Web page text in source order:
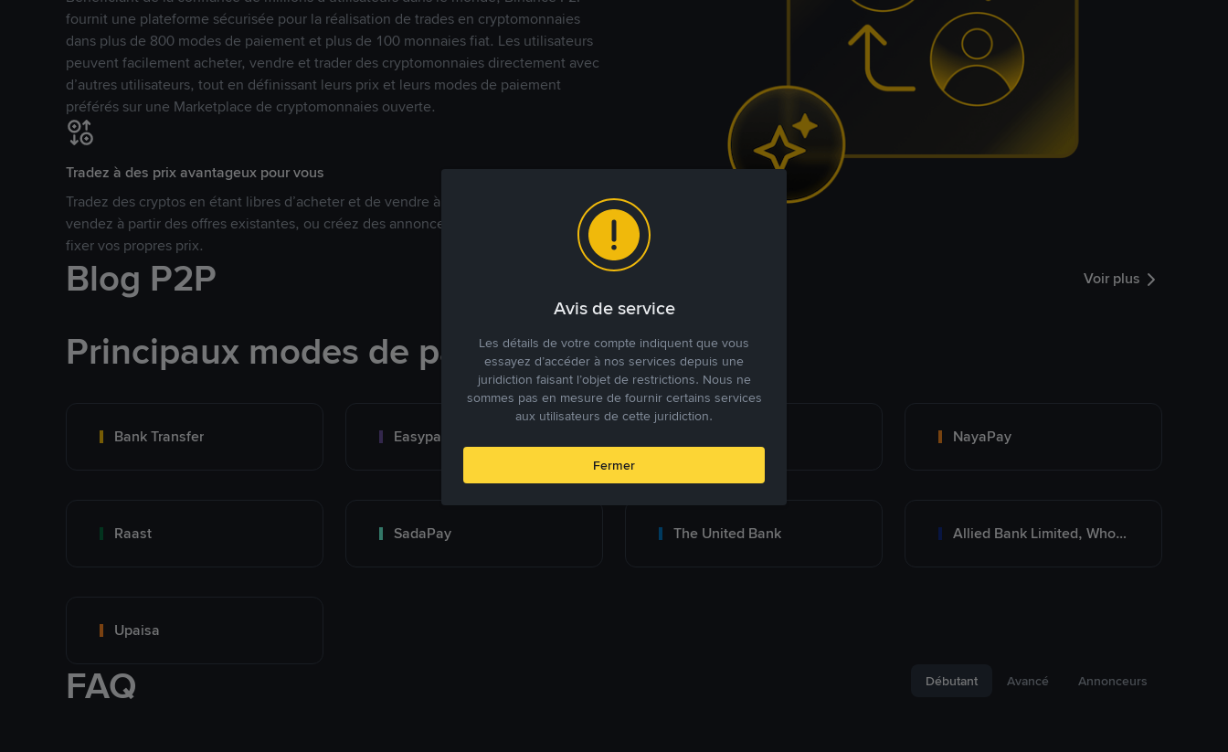
fournit une plateforme sécurisée pour la réalisation de trades en cryptomonnaies
dans plus de 800 modes de paiement et plus de 100 monnaies fiat. Les utilisateurs
peuvent facilement acheter, vendre et trader des cryptomonnaies directement avec
d’autres utilisateurs, tout en définissant leurs prix et leurs modes de paiement
préférés sur une Marketplace de cryptomonnaies ouverte.
Tradez à des prix avantageux pour vous
Tradez des cryptos en étant libres d’acheter et de vendre à votre prix. Achetez ou
vendez à partir des offres existantes, ou créez des annonces commerciales pour
fixer vos propres prix.
Blog P2P Voir plus
Principaux modes de paiement
Bank Transfer Easypaisa-PK Only NayaPay
Raast SadaPay The United Bank Allied Bank Limited, Wholesale Branch
Upaisa
FAQ Débutant Avancé Annonceurs
Avis de service
Les détails de votre compte indiquent que vous
essayez d’accéder à nos services depuis une
juridiction faisant l’objet de restrictions. Nous ne
sommes pas en mesure de fournir certains services
aux utilisateurs de cette juridiction.
Fermer